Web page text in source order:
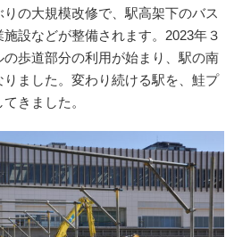
の大規模改修で、駅高架下のバス
設などが整備されます。2023年３
歩道部分の利用が始まり、駅の南
ました。変わり続ける駅を、鮭プ
きました。